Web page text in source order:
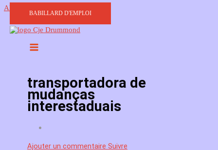
Aller au contenu
BABILLARD D'EMPLOI
transportadora de
mudanças
interestaduais
Ajouter un commentaire Suivre